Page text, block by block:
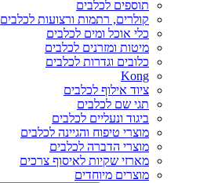
תוספים לכלבים
קולרים, רתמות ורצועות לכלבים
כלי אוכל ומים לכלבים
מיטות ומזרנים לכלבים
כלובים וגדרות לכלבים
Kong
ציוד אילוף לכלבים
תגי שם לכלבים
ביגוד ונעליים לכלבים
מוצרי טיפוח והגיינה לכלבים
מוצרי הדברה לכלבים
מארזי שקיות לאיסוף צרכים
מוצרים מיוחדים